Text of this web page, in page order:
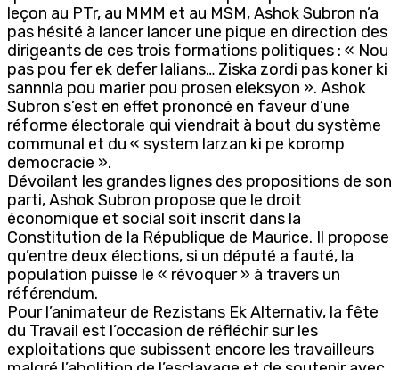
leçon au PTr, au MMM et au MSM, Ashok Subron n’a
pas hésité à lancer lancer une pique en direction des
dirigeants de ces trois formations politiques : « Nou
pas pou fer ek defer lalians… Ziska zordi pas koner ki
sannnla pou marier pou prosen eleksyon ». Ashok
Subron s’est en effet prononcé en faveur d’une
réforme électorale qui viendrait à bout du système
communal et du « system larzan ki pe koromp
democracie ».
Dévoilant les grandes lignes des propositions de son
parti, Ashok Subron propose que le droit
économique et social soit inscrit dans la
Constitution de la République de Maurice. Il propose
qu’entre deux élections, si un député a fauté, la
population puisse le « révoquer » à travers un
référendum.
Pour l’animateur de Rezistans Ek Alternativ, la fête
du Travail est l’occasion de réfléchir sur les
exploitations que subissent encore les travailleurs